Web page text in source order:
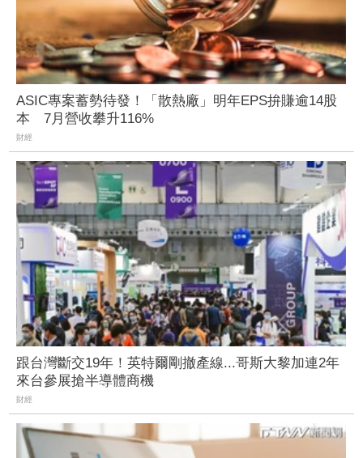
ASIC專案蓄勢待發！「散熱廠」明年EPS拚賺逾14股
本 7月營收攀升116%
財經
跟台灣斷交19年！英特爾剛撤產線...哥斯大黎加連2年
來台參展搶半導體商機
財經